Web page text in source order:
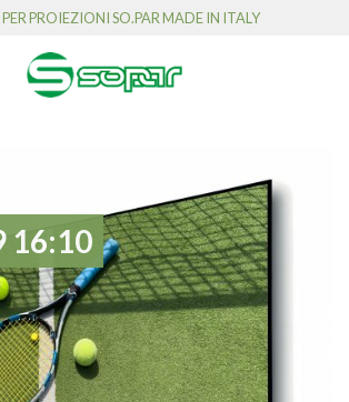
PROIEZIONI SO.PAR MADE IN ITALY
16:10